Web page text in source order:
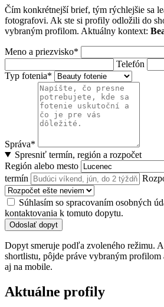
Čím konkrétnejší brief, tým rýchlejšie sa
fotografovi. Ak ste si profily odložili do
vybraným profilom. Aktuálny kontext:
Meno a priezvisko*
Telefón
Typ fotenia*
Správa*
Spresniť termín, región a rozpočet
Región alebo mesto
termín
Súhlasím so spracovaním osobných
kontaktovania k tomuto dopytu.
Odoslať dopyt
Dopyt smeruje podľa zvoleného režimu.
shortlistu, pôjde práve vybraným
aj na mobile.
Aktuálne profily